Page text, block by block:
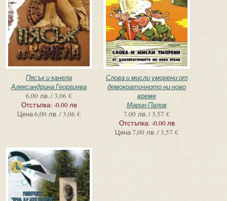
Пясък и канела
Александрина Георгиева
6,00 лв. / 3,06 €
Отстъпка: -0.00 лв
Цена6,00 лв. / 3,06 €
Слова и мисли уморени от
демократичното ни ново
време
Марин Палов
7,00 лв. / 3,57 €
Отстъпка: -0.00 лв
Цена7,00 лв. / 3,57 €